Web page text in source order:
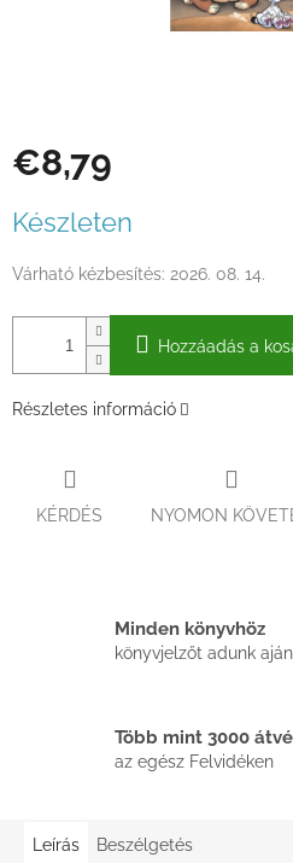
€8,79
Készleten
Várható kézbesítés: 2026. 08. 14.
Hozzáadás a
Részletes információ
KÉRDÉS NYOMON
Minden könyvhöz
könyvjelzőt adunk
Több mint 3000
az egész Felvidéken
Leírás Beszélgetés